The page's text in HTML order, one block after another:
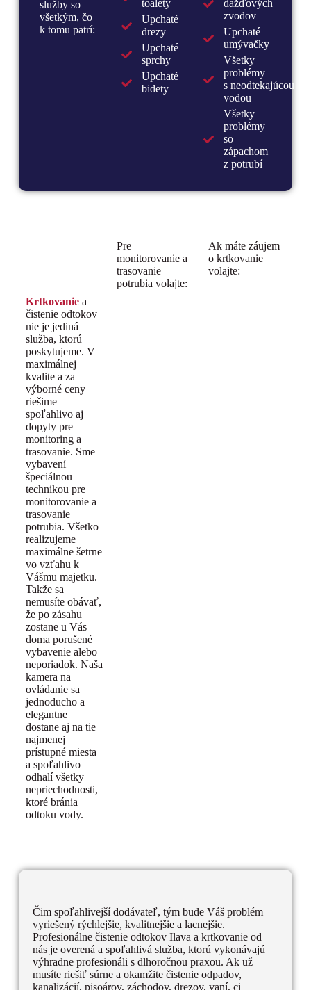
služby so
všetkým, čo
k tomu patrí:
toalety
Upchaté
drezy
Upchaté
sprchy
Upchaté
bidety
dažďových
zvodov
Upchaté
umývačky
Všetky
problémy
s neodtekajúcou
vodou
Všetky
problémy
so
zápachom
z potrubí
Krtkovanie a
čistenie odtokov
nie je jediná
služba, ktorú
poskytujeme. V
maximálnej
kvalite a za
výborné ceny
riešime
spoľahlivo aj
dopyty pre
monitoring a
trasovanie. Sme
vybavení
špeciálnou
technikou pre
monitorovanie a
trasovanie
potrubia. Všetko
realizujeme
maximálne šetrne
vo vzťahu k
Vášmu majetku.
Takže sa
nemusíte obávať,
že po zásahu
zostane u Vás
doma porušené
vybavenie alebo
neporiadok. Naša
kamera na
ovládanie sa
jednoducho a
elegantne
dostane aj na tie
najmenej
prístupné miesta
a spoľahlivo
odhalí všetky
nepriechodnosti,
ktoré bránia
odtoku vody.
Pre
monitorovanie a
trasovanie
potrubia volajte:
Ak máte záujem
o krtkovanie
volajte:
Čim spoľahlivejší dodávateľ, tým bude Váš problém
vyriešený rýchlejšie, kvalitnejšie a lacnejšie.
Profesionálne čistenie odtokov Ilava a krtkovanie od
nás je overená a spoľahlivá služba, ktorú vykonávajú
výhradne profesionáli s dlhoročnou praxou. Ak už
musíte riešiť súrne a okamžite čistenie odpadov,
kanalizácií, pisoárov, záchodov, drezov, vaní, ci